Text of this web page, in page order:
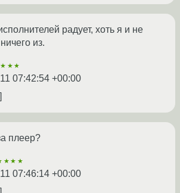
радует, хоть я и не
из.
07:42:54 +00:00
плеер?
07:46:14 +00:00